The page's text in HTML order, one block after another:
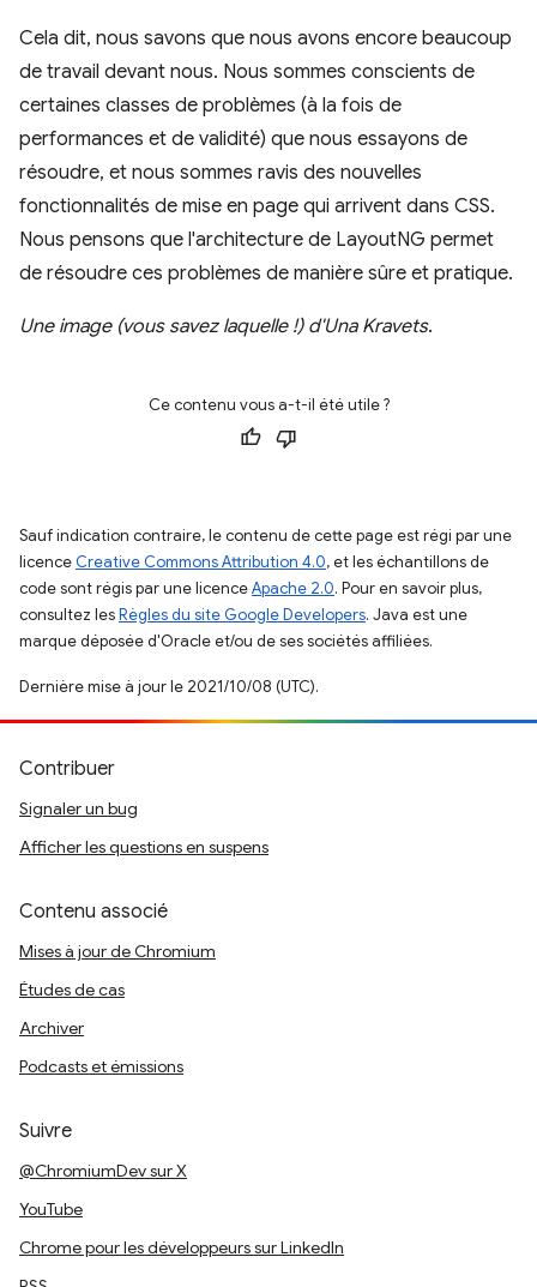
Cela dit, nous savons que nous avons encore beaucoup
de travail devant nous. Nous sommes conscients de
certaines classes de problèmes (à la fois de
performances et de validité) que nous essayons de
résoudre, et nous sommes ravis des nouvelles
fonctionnalités de mise en page qui arrivent dans CSS.
Nous pensons que l'architecture de LayoutNG permet
de résoudre ces problèmes de manière sûre et pratique.
Une image (vous savez laquelle !) d'Una Kravets.
Ce contenu vous a-t-il été utile ?
Sauf indication contraire, le contenu de cette page est régi par une
licence Creative Commons Attribution 4.0, et les échantillons de
code sont régis par une licenceApache 2.0. Pour en savoir plus,
consultez lesRègles du site Google Developers. Java est une
marque déposée d'Oracle et/ou de ses sociétés affiliées.
Dernière mise à jour le 2021/10/08 (UTC).
Contribuer
Signaler un bug
Afficher les questions en suspens
Contenu associé
Mises à jour de Chromium
Études de cas
Archiver
Podcasts et émissions
Suivre
@ChromiumDev sur X
YouTube
Chrome pour les développeurs sur LinkedIn